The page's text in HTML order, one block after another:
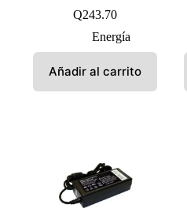
Q243.70
Energía
Añadir al carrito